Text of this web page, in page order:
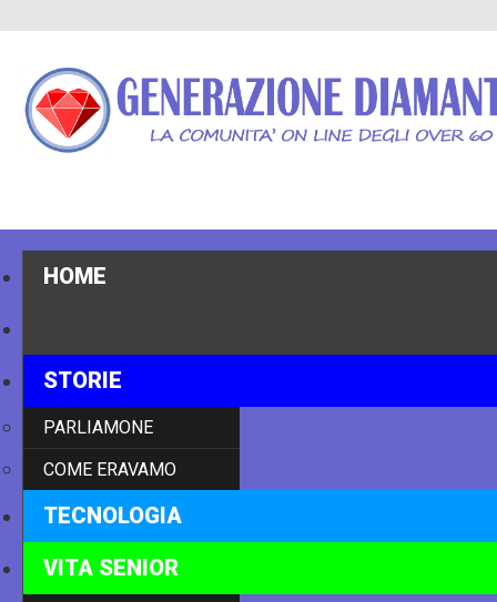
HOME
STORIE
PARLIAMONE
COME ERAVAMO
TECNOLOGIA
VITA SENIOR